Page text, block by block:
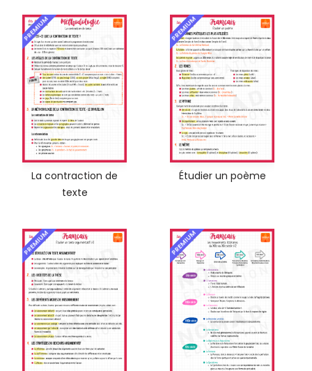
PREMIUM
La contraction de
texte
PREMIUM
Étudier un poème
PREMIUM PREMIUM